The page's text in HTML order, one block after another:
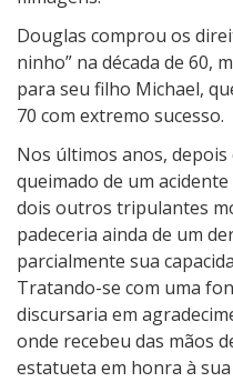
l
t
i
m
o
D
u
r
ã
o
”
n
o
Douglas comprou os
ninho” na década de 60,
para seu filho Michael,
70 com extremo sucesso.
Nos últimos anos,
queimado de um
dois outros tripulantes
padeceria ainda de um
parcialmente sua
Tratando-se com uma
discursaria em
onde recebeu das mãos
estatueta em honra à